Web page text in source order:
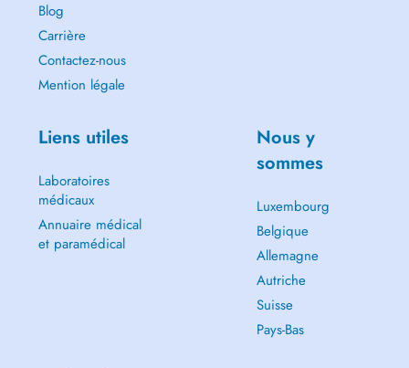
Blog
Carrière
Contactez-nous
Mention légale
Liens utiles
Laboratoires
médicaux
Annuaire médical
et paramédical
Nous y
sommes
Luxembourg
Belgique
Allemagne
Autriche
Suisse
Pays-Bas